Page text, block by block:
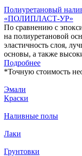
Полиуретановый
«ПОЛИПЛАСТ-УР»
По сравнению с
на полиуретановой
эластичность слоя,
основы, а также
Подробнее
*Точную стоимость
Эмали
Краски
Наливные полы
Лаки
Грунтовки